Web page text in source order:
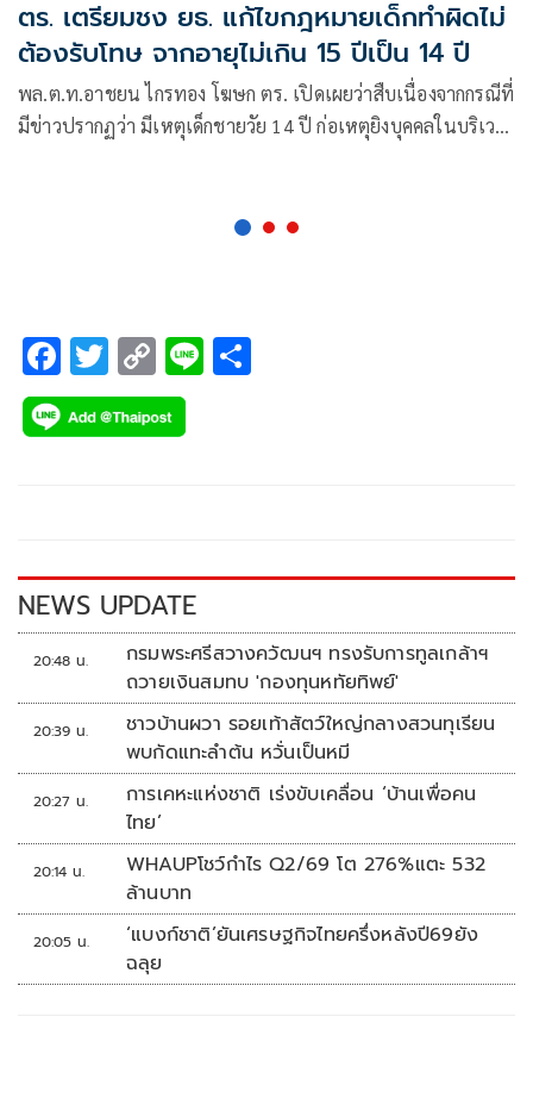
ตร. เตรียมชง ยธ. แก้ไขกฎหมายเด็กทำผิดไม่
ต้องรับโทษ จากอายุไม่เกิน 15 ปีเป็น 14 ปี
พล.ต.ท.อาชยน ไกรทอง โฆษก ตร. เปิดเผยว่าสืบเนื่องจากกรณีที่
มีข่าวปรากฏว่า มีเหตุเด็กชายวัย 14 ปี ก่อเหตุยิงบุคคลในบริเวณ
F
ac
e
k
T
wi
tt
C
o
p
k
Li
NEWS UPDATE
20:48 น.
กรมพระศรีสวางควัฒนฯ ทรงรับการทูลเกล้าฯ
ถวายเงินสมทบ 'กองทุนหทัยทิพย์'
20:39 น.
ชาวบ้านผวา รอยเท้าสัตว์ใหญ่กลางสวนทุเรียน
พบกัดแทะลำต้น หวั่นเป็นหมี
20:27 น.
การเคหะแห่งชาติ เร่งขับเคลื่อน ‘บ้านเพื่อคน
ไทย’
20:14 น.
WHAUPโชว์กำไร Q2/69 โต 276%แตะ 532
ล้านบาท
20:05 น.
‘แบงก์ชาติ’ยันเศรษฐกิจไทยครึ่งหลังปี69ยัง
ฉลุย